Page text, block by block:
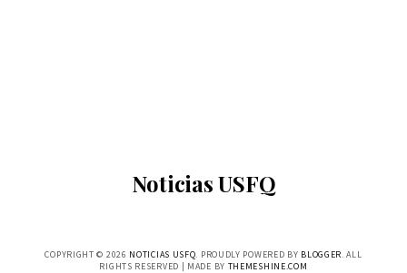
Noticias USFQ
COPYRIGHT © 2026 NOTICIAS USFQ. PROUDLY POWERED BY BLOGGER. ALL
RIGHTS RESERVED | MADE BY THEMESHINE.COM